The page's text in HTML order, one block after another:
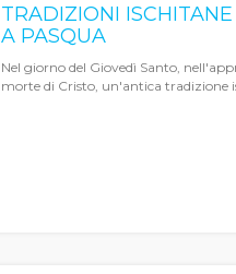
TRADIZIONI
A PASQUA
Nel giorno del Giovedì Santo,
morte di Cristo, un'antica tradizione